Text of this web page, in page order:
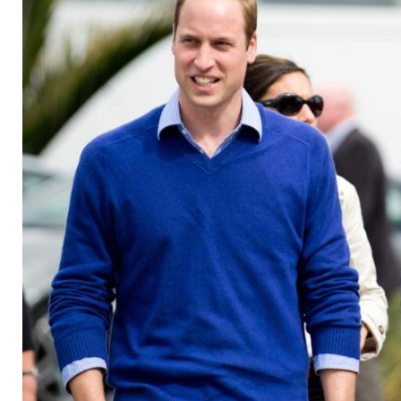
bringt sie zum